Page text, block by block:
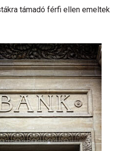
támadó férfi ellen emeltek